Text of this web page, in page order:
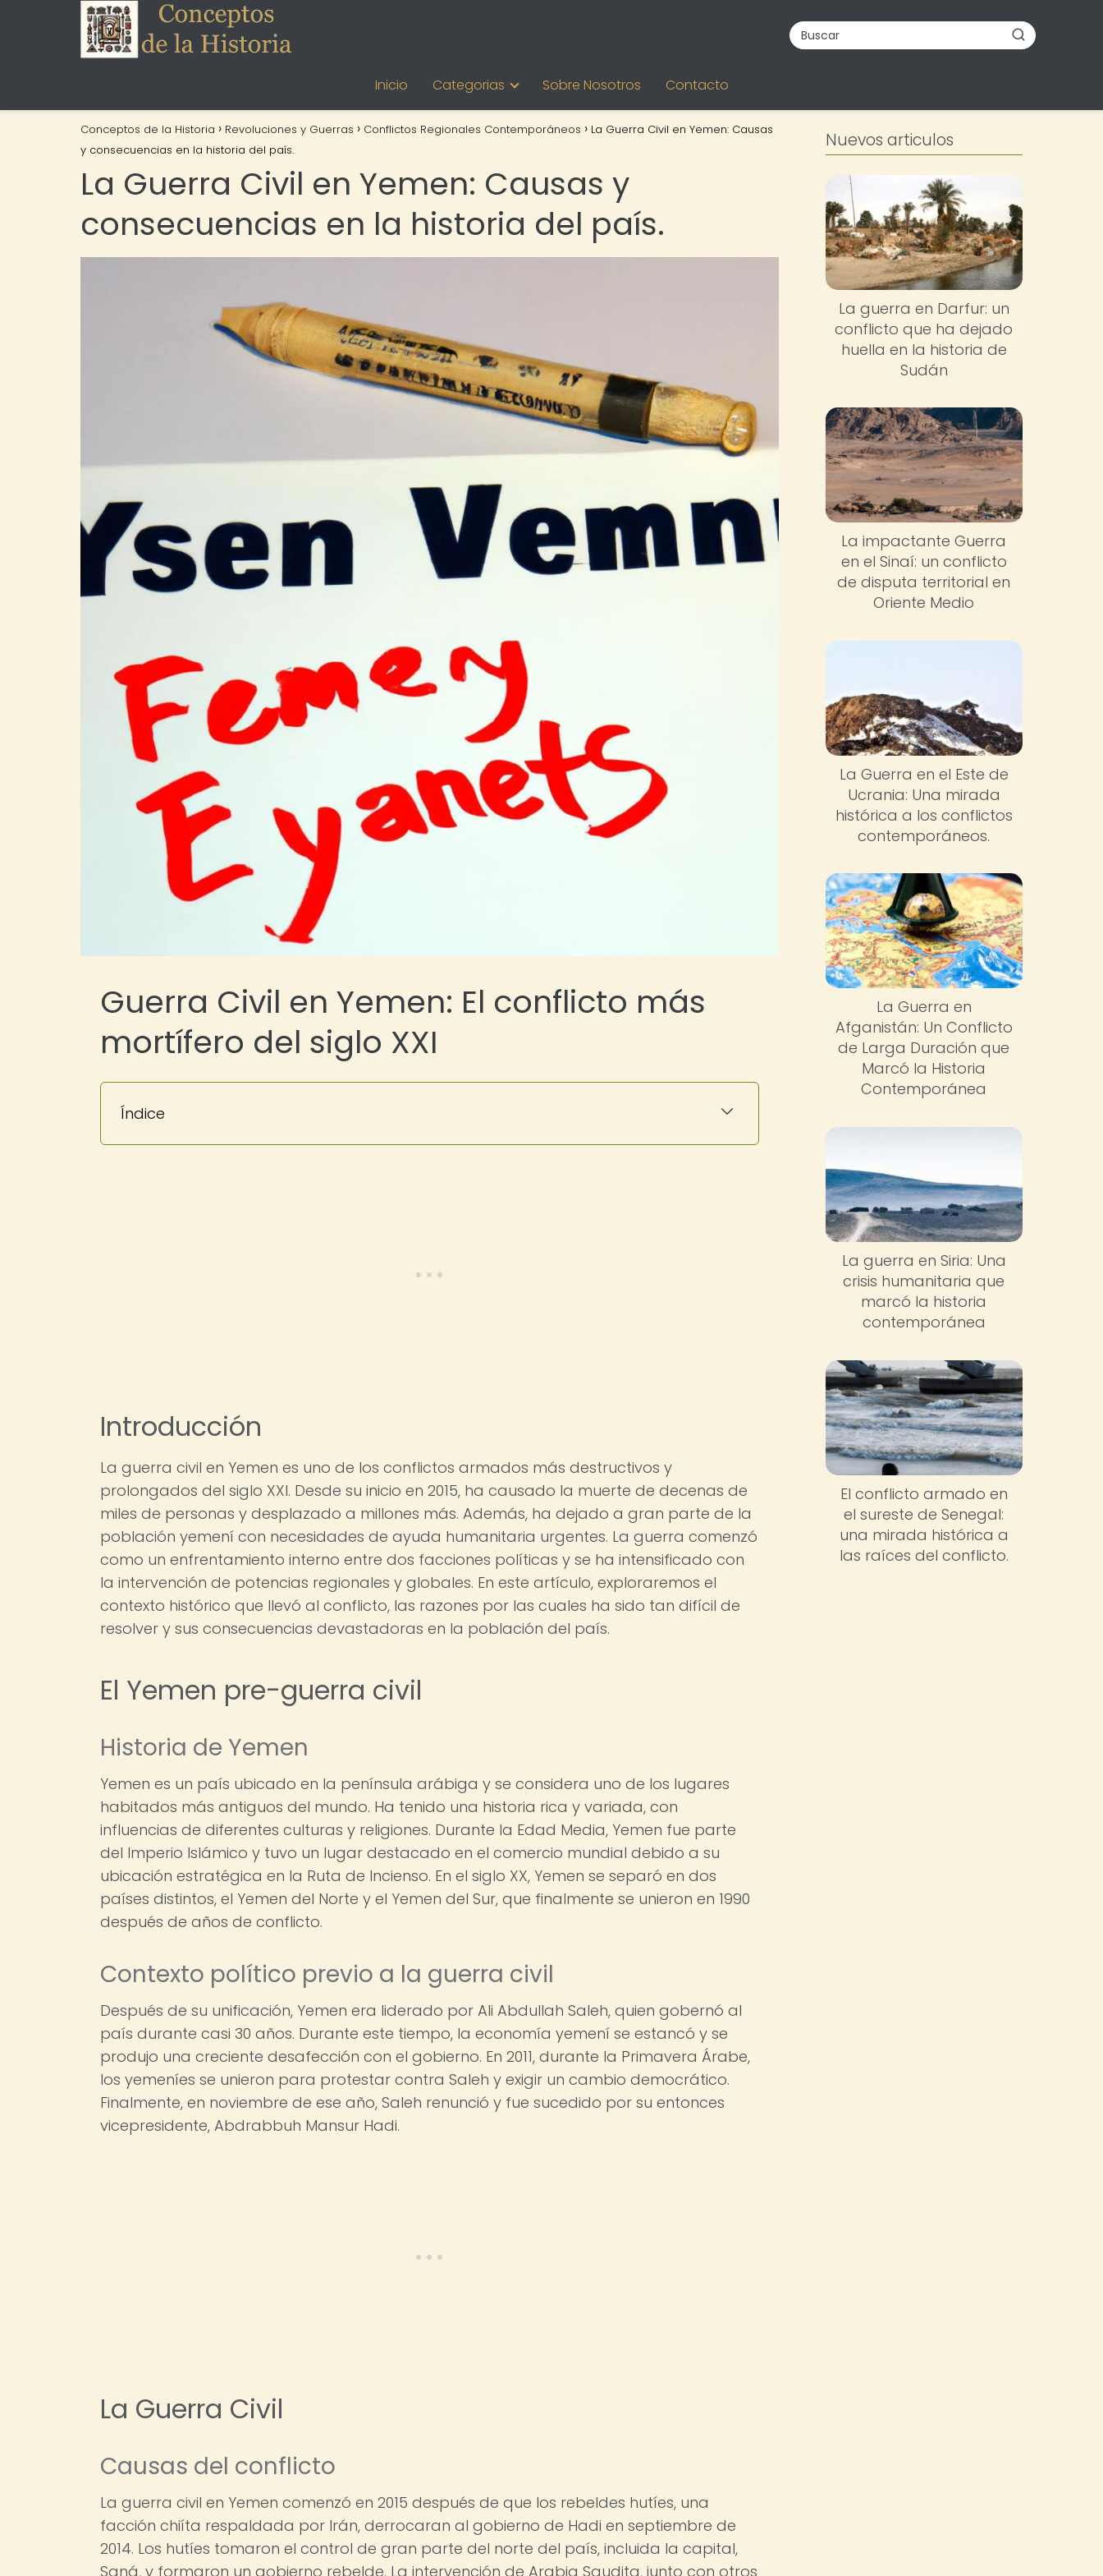
Inicio Categorias Sobre Nosotros Contacto
Conceptos de la Historia Revoluciones y Guerras Conflictos Regionales Contemporáneos
La Guerra Civil en Yemen: Causas
y consecuencias en la historia del país.
La Guerra Civil en Yemen: Causas y
consecuencias en la historia del país.
Guerra Civil en Yemen: El conflicto más
mortífero del siglo XXI
Índice
Introducción
La guerra civil en Yemen es uno de los conflictos armados más destructivos y
prolongados del siglo XXI. Desde su inicio en 2015, ha causado la muerte de decenas de
miles de personas y desplazado a millones más. Además, ha dejado a gran parte de la
población yemení con necesidades de ayuda humanitaria urgentes. La guerra comenzó
como un enfrentamiento interno entre dos facciones políticas y se ha intensificado con
la intervención de potencias regionales y globales. En este artículo, exploraremos el
contexto histórico que llevó al conflicto, las razones por las cuales ha sido tan difícil de
resolver y sus consecuencias devastadoras en la población del país.
El Yemen pre-guerra civil
Historia de Yemen
Yemen es un país ubicado en la península arábiga y se considera uno de los lugares
habitados más antiguos del mundo. Ha tenido una historia rica y variada, con
influencias de diferentes culturas y religiones. Durante la Edad Media, Yemen fue parte
del Imperio Islámico y tuvo un lugar destacado en el comercio mundial debido a su
ubicación estratégica en la Ruta de Incienso. En el siglo XX, Yemen se separó en dos
países distintos, el Yemen del Norte y el Yemen del Sur, que finalmente se unieron en 1990
después de años de conflicto.
Contexto político previo a la guerra civil
Después de su unificación, Yemen era liderado por Ali Abdullah Saleh, quien gobernó al
país durante casi 30 años. Durante este tiempo, la economía yemení se estancó y se
produjo una creciente desafección con el gobierno. En 2011, durante la Primavera Árabe,
los yemeníes se unieron para protestar contra Saleh y exigir un cambio democrático.
Finalmente, en noviembre de ese año, Saleh renunció y fue sucedido por su entonces
vicepresidente, Abdrabbuh Mansur Hadi.
La Guerra Civil
Causas del conflicto
La guerra civil en Yemen comenzó en 2015 después de que los rebeldes hutíes, una
facción chiíta respaldada por Irán, derrocaran al gobierno de Hadi en septiembre de
2014. Los hutíes tomaron el control de gran parte del norte del país, incluida la capital,
Saná, y formaron un gobierno rebelde. La intervención de Arabia Saudita, junto con otros
Nuevos articulos
La guerra en Darfur: un
conflicto que ha dejado
huella en la historia de
Sudán
La impactante Guerra
en el Sinaí: un conflicto
de disputa territorial en
Oriente Medio
La Guerra en el Este de
Ucrania: Una mirada
histórica a los conflictos
contemporáneos.
La Guerra en
Afganistán: Un Conflicto
de Larga Duración que
Marcó la Historia
Contemporánea
La guerra en Siria: Una
crisis humanitaria que
marcó la historia
contemporánea
El conflicto armado en
el sureste de Senegal:
una mirada histórica a
las raíces del conflicto.